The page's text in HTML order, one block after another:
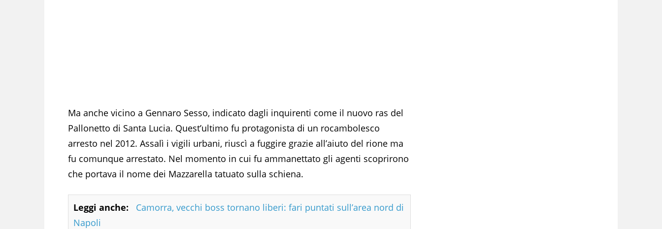
Ma anche vicino a Gennaro Sesso, indicato dagli inquirenti come il nuovo ras del
Pallonetto di Santa Lucia. Quest’ultimo fu protagonista di un rocambolesco
arresto nel 2012. Assalì i vigili urbani, riuscì a fuggire grazie all’aiuto del rione ma
fu comunque arrestato. Nel momento in cui fu ammanettato gli agenti scoprirono
che portava il nome dei Mazzarella tatuato sulla schiena.
Leggi anche:
Camorra, vecchi boss tornano liberi: fari puntati sull’area nord di
Napoli